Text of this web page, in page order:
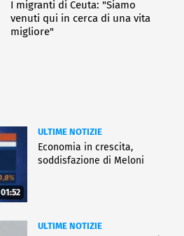
I migranti di Ceuta: "Siamo
venuti qui in cerca di una vita
migliore"
01:52
ULTIME NOTIZIE
Economia in crescita,
soddisfazione di Meloni
ULTIME NOTIZIE